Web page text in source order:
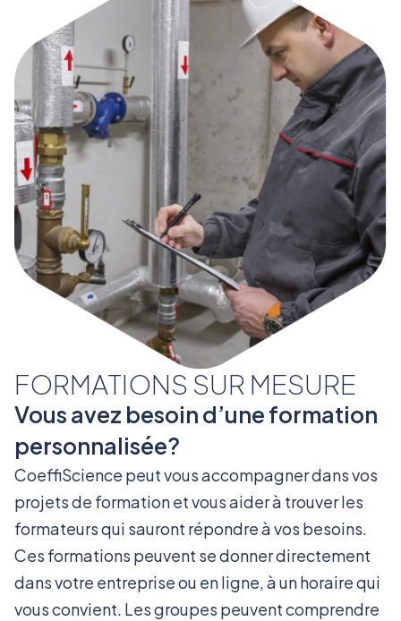
FORMATIONS SUR MESURE
Vous avez besoin d’une formation
personnalisée?
CoeffiScience peut vous accompagner dans vos
projets de formation et vous aider à trouver les
formateurs qui sauront répondre à vos besoins.
Ces formations peuvent se donner directement
dans votre entreprise ou en ligne, à un horaire qui
vous convient. Les groupes peuvent comprendre